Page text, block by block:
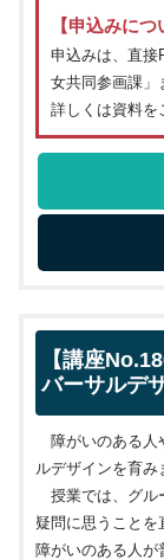
【申込みにつ
申込みは、直接
女共同参画課」
詳しくは資料を
【講座
バーサルデ
障がいのある人
ルデザインを育み
授業では、グル
疑問に思うことを
障がいのある人が